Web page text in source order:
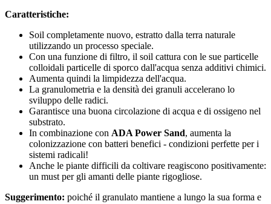
Caratteristiche:
Soil completamente nuovo, estratto dalla terra naturale
utilizzando un processo speciale.
Con una funzione di filtro, il soil cattura con le sue particelle
colloidali particelle di sporco dall'acqua senza additivi chimici.
Aumenta quindi la limpidezza dell'acqua.
La granulometria e la densità dei granuli accelerano lo
sviluppo delle radici.
Garantisce una buona circolazione di acqua e di ossigeno nel
substrato.
In combinazione con ADA Power Sand, aumenta la
colonizzazione con batteri benefici - condizioni perfette per i
sistemi radicali!
Anche le piante difficili da coltivare reagiscono positivamente:
un must per gli amanti delle piante rigogliose.
Suggerimento: poiché il granulato mantiene a lungo la sua forma e